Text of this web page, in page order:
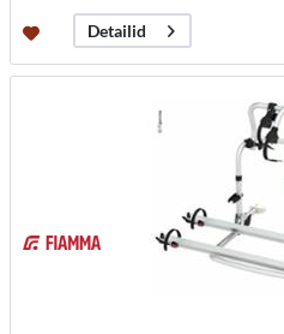
Detailid